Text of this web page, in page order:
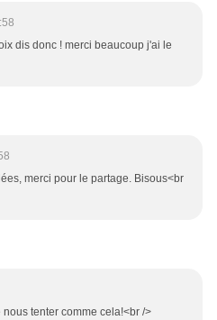
dis donc ! merci beaucoup j'ai le
merci pour le partage. Bisous<br
tenter comme cela!<br />